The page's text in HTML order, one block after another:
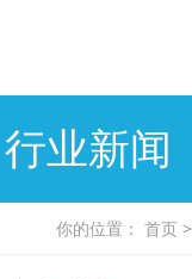
行业新闻
你的位置： 首页 >